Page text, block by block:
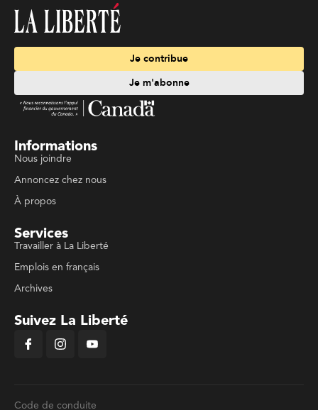
Je contribue
Je m'abonne
Informations
Nous joindre
Annoncez chez nous
À propos
Services
Travailler à La Liberté
Emplois en français
Archives
Suivez La Liberté
Code de conduite